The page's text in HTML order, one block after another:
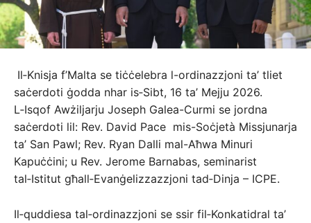
Il‑Knisja f’Malta se tiċċelebra l-ordinazzjoni ta’ tliet
saċerdoti ġodda nhar is‑Sibt, 16 ta’ Mejju 2026.
L‑Isqof Awżiljarju Joseph Galea-Curmi se jordna
saċerdoti lil: Rev. David Pace mis-Soċjetà Missjunarja
ta’ San Pawl; Rev. Ryan Dalli mal-Aħwa Minuri
Kapuċċini; u Rev. Jerome Barnabas, seminarist
tal‑Istitut għall‑Evanġelizzazzjoni tad‑Dinja – ICPE.
Il‑quddiesa tal‑ordinazzjoni se ssir fil‑Konkatidral ta’